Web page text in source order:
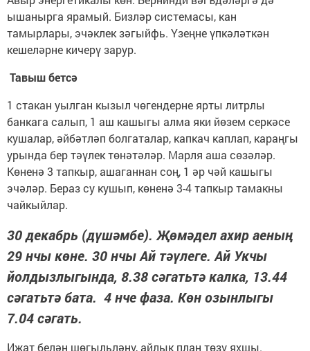
ышанырга ярамый. Бизләр системасы, кан
тамырлары, эчәклек зәгыйфь. Үзеңне үпкәләткән
кешеләрне кичерү зарур.
Тавыш бетсә
1 стакан уылган кызыл чөгендерне ярты литрлы
банкага салып, 1 аш кашыгы алма яки йөзем серкәсе
кушалар, әйбәтләп болгаталар, капкач каплап, караңгы
урында бер тәүлек төнәтәләр. Марля аша сөзәләр.
Көненә 3 тапкыр, ашаганнан соң, 1 әр чәй кашыгы
эчәләр. Бераз су кушып, көненә 3-4 тапкыр тамакны
чайкыйлар.
30 декабрь (дүшәмбе). Җөмәдел ахир аеның
29 нчы көне. 30 нчы Ай тәүлеге. Ай Укчы
йолдызлыгында, 8.38 сәгатьтә калка, 13.44
сәгатьтә бата. 4 нче фаза. Көн озынлыгы
7.04 сәгать.
Иҗат белән шөгыльләнү, айлык план төзү яхшы.